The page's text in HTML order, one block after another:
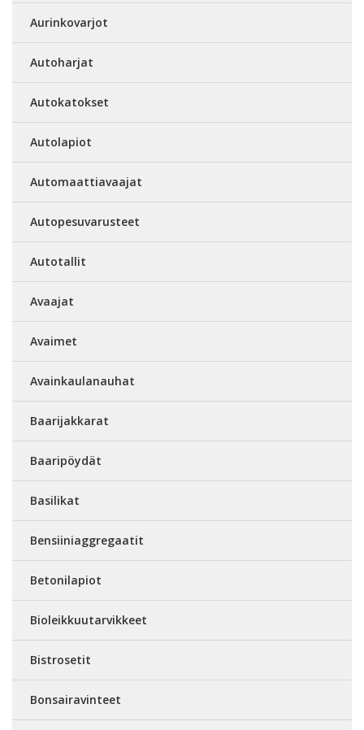
Aurinkovarjot
Autoharjat
Autokatokset
Autolapiot
Automaattiavaajat
Autopesuvarusteet
Autotallit
Avaajat
Avaimet
Avainkaulanauhat
Baarijakkarat
Baaripöydät
Basilikat
Bensiiniaggregaatit
Betonilapiot
Bioleikkuutarvikkeet
Bistrosetit
Bonsairavinteet